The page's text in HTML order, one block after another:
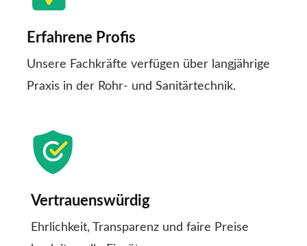
Erfahrene Profis
Unsere Fachkräfte verfügen über langjährige
Praxis in der Rohr- und Sanitärtechnik.
Vertrauenswürdig
Ehrlichkeit, Transparenz und faire Preise